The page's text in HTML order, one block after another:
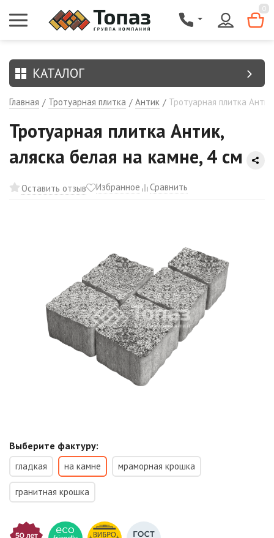
0
КАТАЛОГ
Главная / Тротуарная плитка / Антик / Тротуарная плитка
Тротуарная плитка Антик,
аляска белая на камне, 4 см
Оставить отзыв Избранное Сравнить
Выберите фактуру:
гладкая на камне мраморная крошка
гранитная крошка